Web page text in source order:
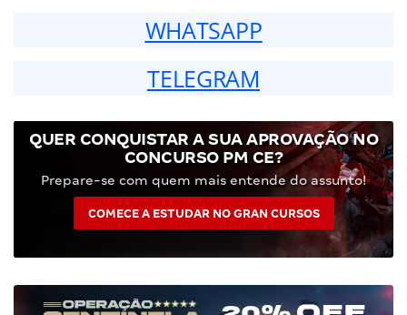
WHATSAPP
TELEGRAM
QUER CONQUISTAR A SUA APROVAÇÃO NO
CONCURSO PM CE?
Prepare-se com quem mais entende do assunto!
COMECE A ESTUDAR NO GRAN CURSOS